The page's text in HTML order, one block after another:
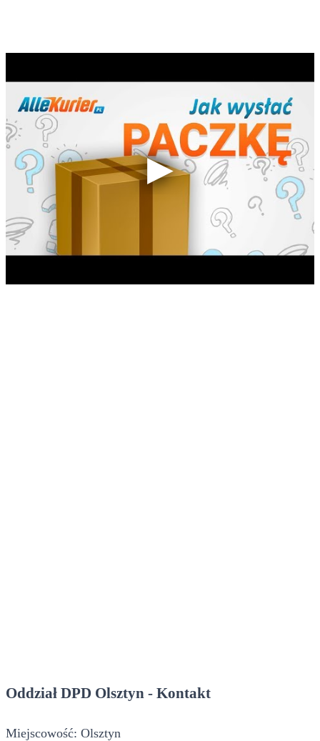
Oddział DPD Olsztyn - Kontakt
Miejscowość: Olsztyn